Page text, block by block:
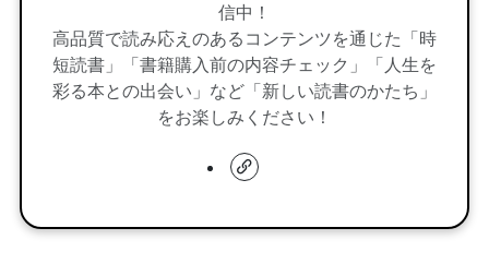
信中！
高品質で読み応えのあるコンテンツを通じた「時
短読書」「書籍購入前の内容チェック」「人生を
彩る本との出会い」など「新しい読書のかたち」
をお楽しみください！